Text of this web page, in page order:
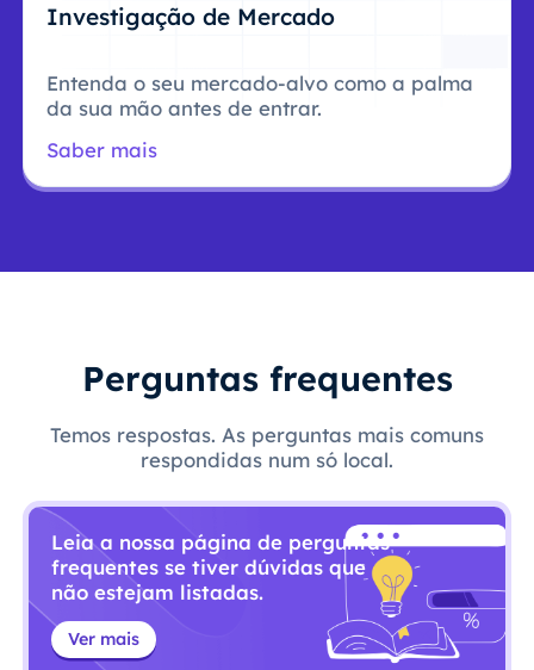
Investigação de Mercado
Entenda o seu mercado-alvo como a palma
da sua mão antes de entrar.
Saber mais
Perguntas frequentes
Temos respostas. As perguntas mais comuns
respondidas num só local.
Leia a nossa página de perguntas
frequentes se tiver dúvidas que
não estejam listadas.
Ver mais